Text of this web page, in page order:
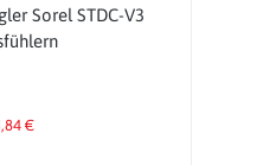
Sorel STDC-V3
€